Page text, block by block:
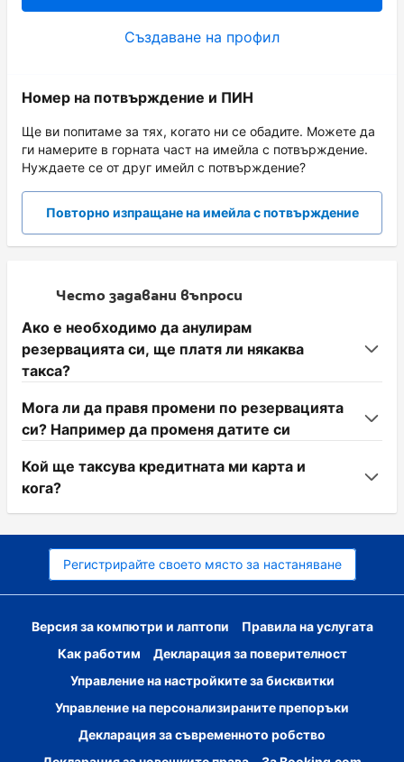
Създаване на профил
Номер на потвърждение и ПИН
Ще ви попитаме за тях, когато ни се обадите. Можете да
ги намерите в горната част на имейла с потвърждение.
Нуждаете се от друг имейл с потвърждение?
Повторно изпращане на имейла с потвърждение
Често задавани въпроси
Ако е необходимо да анулирам
резервацията си, ще платя ли някаква
такса?
Мога ли да правя промени по резервацията
си? Например да променя датите си
Кой ще таксува кредитната ми карта и
кога?
Регистрирайте своето място за настаняване
Версия за компютри и лаптопи
Правила на услугата
Как работим
Декларация за поверителност
Управление на настройките за бисквитки
Управление на персонализираните препоръки
Декларация за съвременното робство